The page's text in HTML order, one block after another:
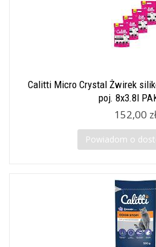
Calitti Micro Crystal Żwirek
poj. 8x3.8l
152,00 zł
Powiadom o